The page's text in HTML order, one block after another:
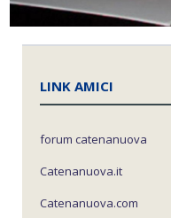
LINK AMICI
forum catenanuova
Catenanuova.it
Catenanuova.com